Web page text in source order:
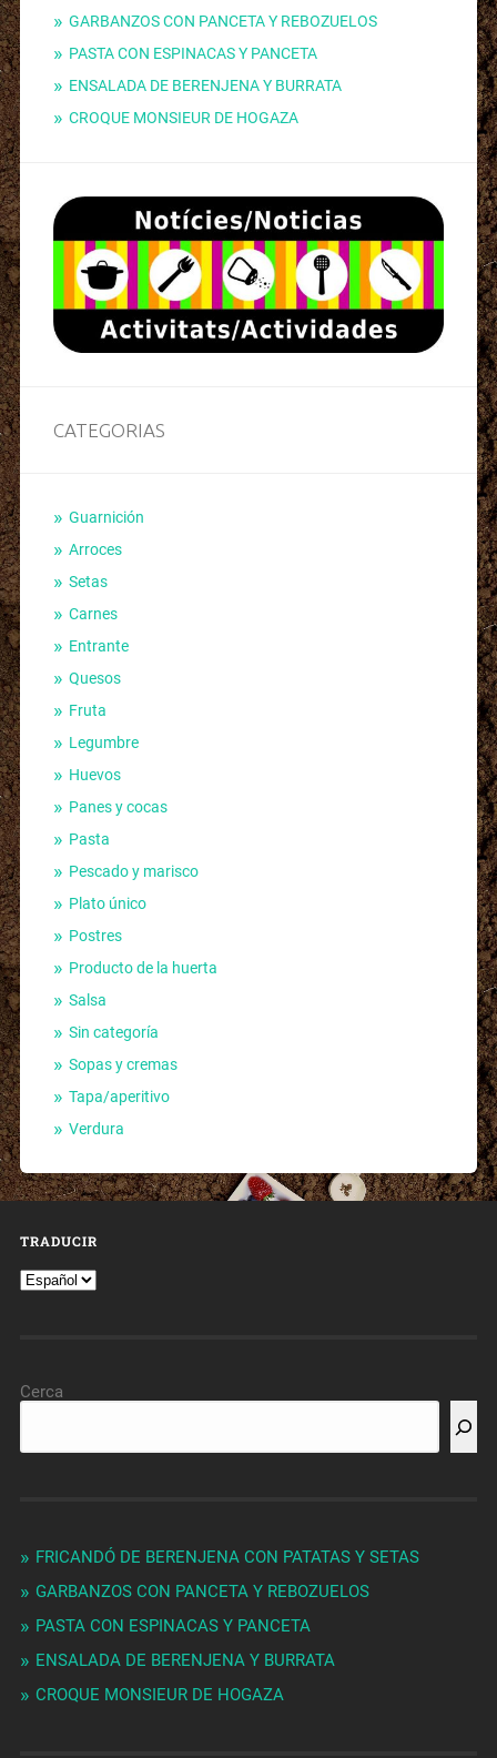
GARBANZOS CON PANCETA Y REBOZUELOS
PASTA CON ESPINACAS Y PANCETA
ENSALADA DE BERENJENA Y BURRATA
CROQUE MONSIEUR DE HOGAZA
CATEGORIAS
Guarnición
Arroces
Setas
Carnes
Entrante
Quesos
Fruta
Legumbre
Huevos
Panes y cocas
Pasta
Pescado y marisco
Plato único
Postres
Producto de la huerta
Salsa
Sin categoría
Sopas y cremas
Tapa/aperitivo
Verdura
TRADUCIR
Cerca
FRICANDÓ DE BERENJENA CON PATATAS Y SETAS
GARBANZOS CON PANCETA Y REBOZUELOS
PASTA CON ESPINACAS Y PANCETA
ENSALADA DE BERENJENA Y BURRATA
CROQUE MONSIEUR DE HOGAZA